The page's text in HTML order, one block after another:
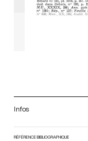
Infos
RÉFÉRENCE BIBLIOGRAPHIQUE